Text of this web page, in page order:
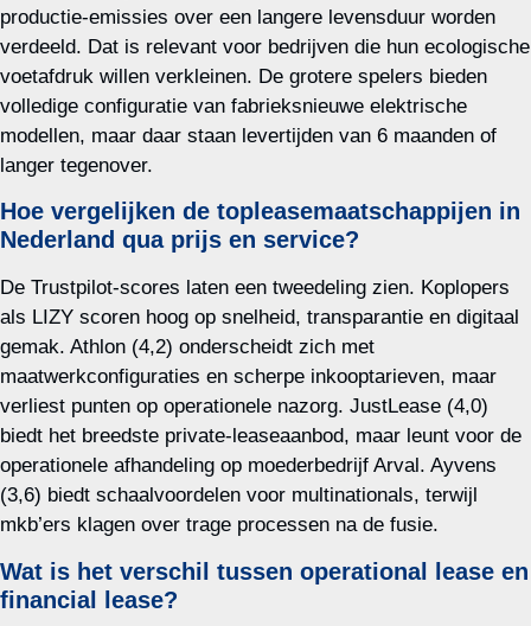
productie‑emissies over een langere levensduur worden
verdeeld. Dat is relevant voor bedrijven die hun ecologische
voetafdruk willen verkleinen. De grotere spelers bieden
volledige configuratie van fabrieksnieuwe elektrische
modellen, maar daar staan levertijden van 6 maanden of
langer tegenover.
Hoe vergelijken de topleasemaatschappijen in
Nederland qua prijs en service?
De Trustpilot‑scores laten een tweedeling zien. Koplopers
als LIZY scoren hoog op snelheid, transparantie en digitaal
gemak. Athlon (4,2) onderscheidt zich met
maatwerkconfiguraties en scherpe inkooptarieven, maar
verliest punten op operationele nazorg. JustLease (4,0)
biedt het breedste private‑leaseaanbod, maar leunt voor de
operationele afhandeling op moederbedrijf Arval. Ayvens
(3,6) biedt schaalvoordelen voor multinationals, terwijl
mkb’ers klagen over trage processen na de fusie.
Wat is het verschil tussen operational lease en
financial lease?